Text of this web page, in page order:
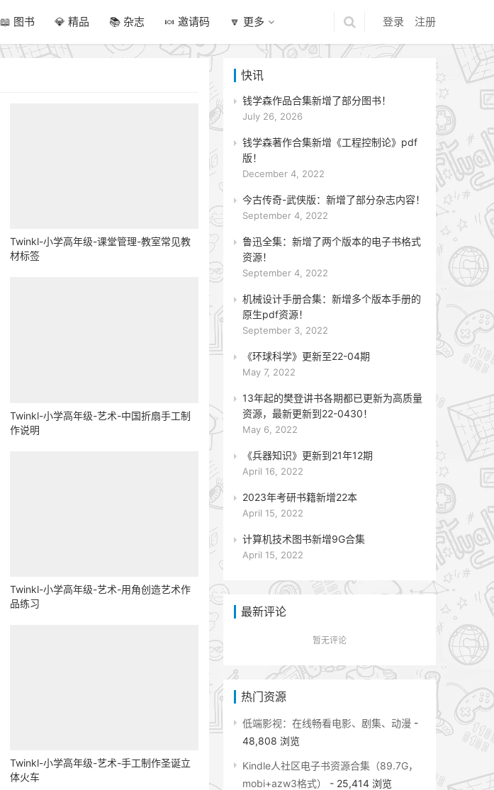
📖 图书 💎 精品 📚 杂志 🍬 邀请码 🔽 更多 登录 注册
Twinkl-小学高年级-课堂管理-教室常见教
材标签
Twinkl-小学高年级-艺术-中国折扇手工制
作说明
Twinkl-小学高年级-艺术-用角创造艺术作
品练习
Twinkl-小学高年级-艺术-手工制作圣诞立
体火车
快讯
钱学森作品合集新增了部分图书！
July 26, 2026
钱学森著作合集新增《工程控制论》pdf
版！
December 4, 2022
今古传奇-武侠版：新增了部分杂志内容！
September 4, 2022
鲁迅全集：新增了两个版本的电子书格式
资源！
September 4, 2022
机械设计手册合集：新增多个版本手册的
原生pdf资源！
September 3, 2022
《环球科学》更新至22-04期
May 7, 2022
13年起的樊登讲书各期都已更新为高质量
资源，最新更新到22-0430！
May 6, 2022
《兵器知识》更新到21年12期
April 16, 2022
2023年考研书籍新增22本
April 15, 2022
计算机技术图书新增9G合集
April 15, 2022
最新评论
暂无评论
热门资源
低端影视：在线畅看电影、剧集、动漫 -
48,808 浏览
Kindle人社区电子书资源合集（89.7G，
mobi+azw3格式）
- 25,414 浏览